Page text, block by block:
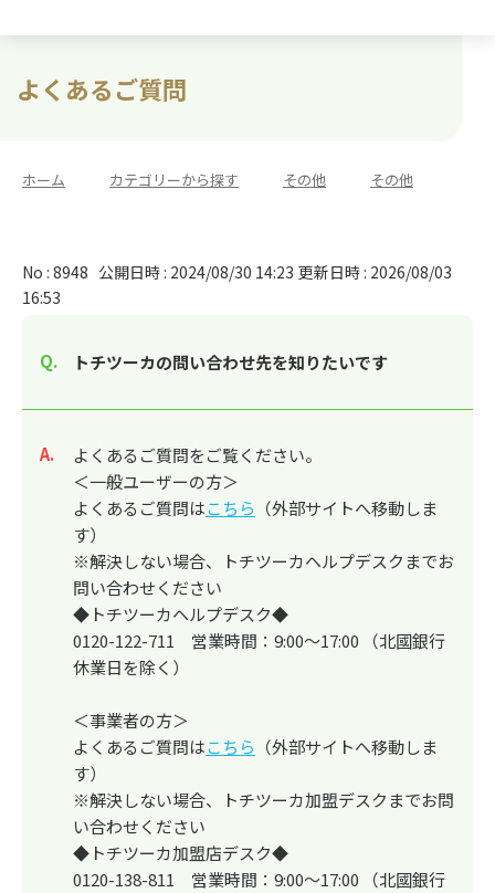
よくあるご質問
ホーム カテゴリーから探す その他 その他
No : 8948 公開日時 : 2024/08/30 14:23 更新日時 : 2026/08/03
16:53
トチツーカの問い合わせ先を知りたいです
回答
よくあるご質問をご覧ください。
＜一般ユーザーの方＞
よくあるご質問はこちら （外部サイトへ移動しま
す）
※解決しない場合、トチツーカヘルプデスクまでお
問い合わせください
◆トチツーカヘルプデスク◆
0120-122-711 営業時間：9:00～17:00 （北國銀行
休業日を除く）
＜事業者の方＞
よくあるご質問はこちら （外部サイトへ移動しま
す）
※解決しない場合、トチツーカ加盟デスクまでお問
い合わせください
◆トチツーカ加盟店デスク◆
0120-138-811 営業時間：9:00～17:00 （北國銀行